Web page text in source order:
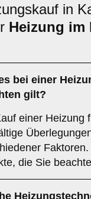
in
Heizung im
bei einer
gilt?
einer Heizung
die Sie